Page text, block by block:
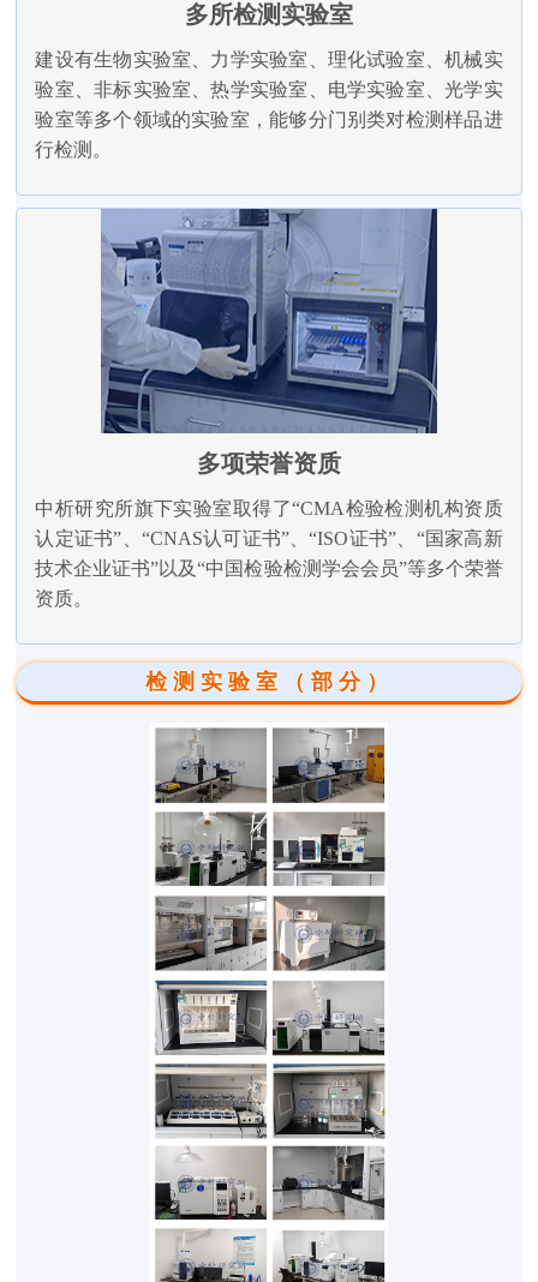
多所检测实验室
建设有生物实验室、力学实验室、理化试验室、机械实
验室、非标实验室、热学实验室、电学实验室、光学实
验室等多个领域的实验室，能够分门别类对检测样品进
行检测。
多项荣誉资质
中析研究所旗下实验室取得了“CMA检验检测机构资质
认定证书”、“CNAS认可证书”、“ISO证书”、“国家高新
技术企业证书”以及“中国检验检测学会会员”等多个荣誉
资质。
检测实验室（部分）